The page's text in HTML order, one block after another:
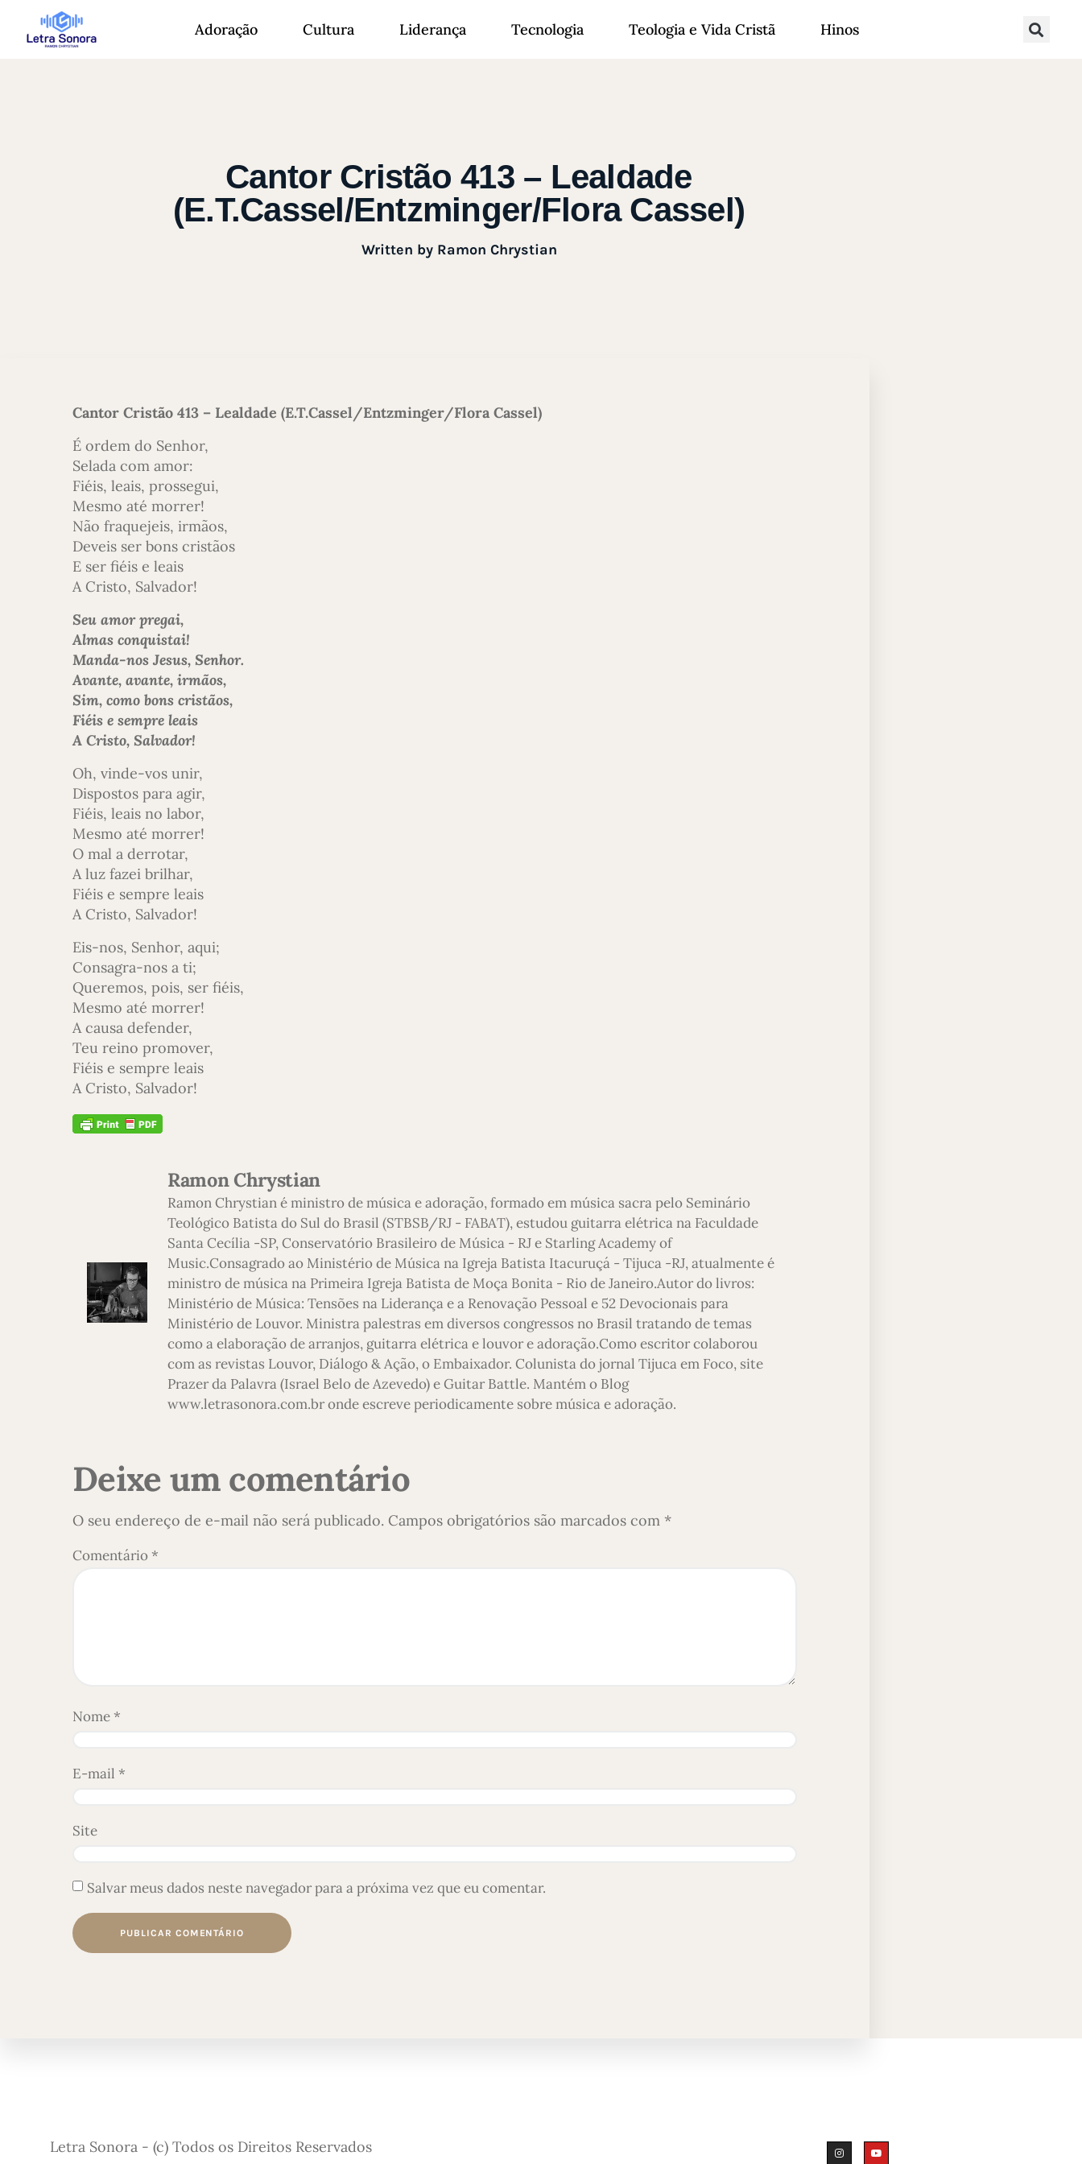
Adoração Cultura Liderança Tecnologia Teologia e Vida Cristã Hinos
Cantor Cristão 413 – Lealdade
(E.T.Cassel/Entzminger/Flora Cassel)
Written byRamon Chrystian
Cantor Cristão 413 – Lealdade (E.T.Cassel/Entzminger/Flora Cassel)
É ordem do Senhor,
Selada com amor:
Fiéis, leais, prossegui,
Mesmo até morrer!
Não fraquejeis, irmãos,
Deveis ser bons cristãos
E ser fiéis e leais
A Cristo, Salvador!
Seu amor pregai,
Almas conquistai!
Manda-nos Jesus, Senhor.
Avante, avante, irmãos,
Sim, como bons cristãos,
Fiéis e sempre leais
A Cristo, Salvador!
Oh, vinde-vos unir,
Dispostos para agir,
Fiéis, leais no labor,
Mesmo até morrer!
O mal a derrotar,
A luz fazei brilhar,
Fiéis e sempre leais
A Cristo, Salvador!
Eis-nos, Senhor, aqui;
Consagra-nos a ti;
Queremos, pois, ser fiéis,
Mesmo até morrer!
A causa defender,
Teu reino promover,
Fiéis e sempre leais
A Cristo, Salvador!
Ramon Chrystian
Ramon Chrystian é ministro de música e adoração, formado em música sacra pelo Seminário
Teológico Batista do Sul do Brasil (STBSB/RJ - FABAT), estudou guitarra elétrica na Faculdade
Santa Cecília -SP, Conservatório Brasileiro de Música - RJ e Starling Academy of
Music.Consagrado ao Ministério de Música na Igreja Batista Itacuruçá - Tijuca -RJ, atualmente é
ministro de música na Primeira Igreja Batista de Moça Bonita - Rio de Janeiro.Autor do livros:
Ministério de Música: Tensões na Liderança e a Renovação Pessoal e 52 Devocionais para
Ministério de Louvor. Ministra palestras em diversos congressos no Brasil tratando de temas
como a elaboração de arranjos, guitarra elétrica e louvor e adoração.Como escritor colaborou
com as revistas Louvor, Diálogo & Ação, o Embaixador. Colunista do jornal Tijuca em Foco, site
Prazer da Palavra (Israel Belo de Azevedo) e Guitar Battle. Mantém o Blog
www.letrasonora.com.br onde escreve periodicamente sobre música e adoração.
Deixe um comentário
O seu endereço de e-mail não será publicado. Campos obrigatórios são marcados com *
Comentário*
Nome*
E-mail *
Site
Salvar meus dados neste navegador para a próxima vez que eu comentar.
Letra Sonora - (c) Todos os Direitos Reservados